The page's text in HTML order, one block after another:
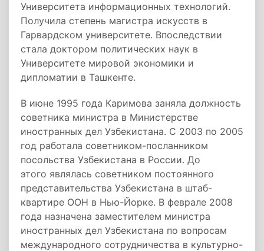
Университета информационных технологий.
Получила степень магистра искусств в
Гарвардском университете. Впоследствии
стала доктором политических наук в
Университете мировой экономики и
дипломатии в Ташкенте.
В июне 1995 года Каримова заняла должность
советника министра в Министерстве
иностранных дел Узбекистана. С 2003 по 2005
год работала советником-посланником
посольства Узбекистана в России. До
этого являлась советником постоянного
представительства Узбекистана в штаб-
квартире ООН в Нью-Йорке. В феврале 2008
года назначена заместителем министра
иностранных дел Узбекистана по вопросам
международного сотрудничества в культурно-